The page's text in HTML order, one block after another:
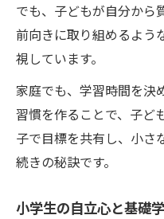
でも、子どもが自分から
前向きに取り組めるよう
視しています。
家庭でも、学習時間を決
習慣を作ることで、子ど
子で目標を共有し、小さ
続きの秘訣です。
小学生の自立心と基礎